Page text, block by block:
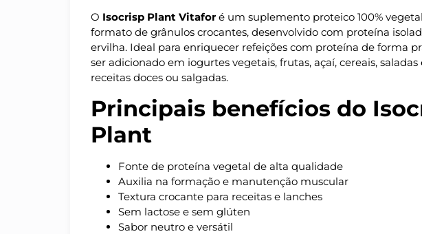
O Isocrisp Plant Vitaforé um suplemento proteico 100%
formato de grânulos crocantes, desenvolvido com proteína
ervilha. Ideal para enriquecer refeições com proteína de forma
ser adicionado em iogurtes vegetais, frutas, açaí, cereais, saladas
receitas doces ou salgadas.
Principais benefícios do
Plant
Fonte de proteína vegetal de alta qualidade
Auxilia na formação e manutenção muscular
Textura crocante para receitas e lanches
Sem lactose e sem glúten
Sabor neutro e versátil